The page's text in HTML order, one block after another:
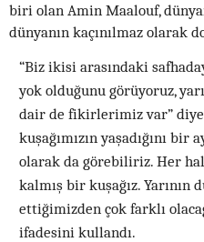
biri olan Amin Maalouf,
dünyanın kaçınılmaz olarak
“Biz ikisi arasındaki
yok olduğunu görüyoruz,
dair de fikirlerimiz var”
kuşağımızın yaşadığını
olarak da görebiliriz. Her
kalmış bir kuşağız. Yarının
ettiğimizden çok farklı
ifadesini kullandı.